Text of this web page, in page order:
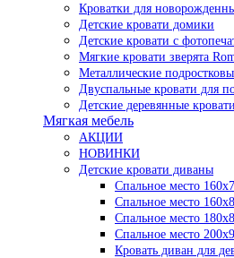
Кроватки для
Детские кровати домики
Детские кровати с
Мягкие кровати зверята
Металлические
Двуспальные кровати для
Детские деревянные кровати
Мягкая мебель
АКЦИИ
НОВИНКИ
Детские кровати диваны
Спальное место
Спальное место
Спальное место
Спальное место
Кровать диван для